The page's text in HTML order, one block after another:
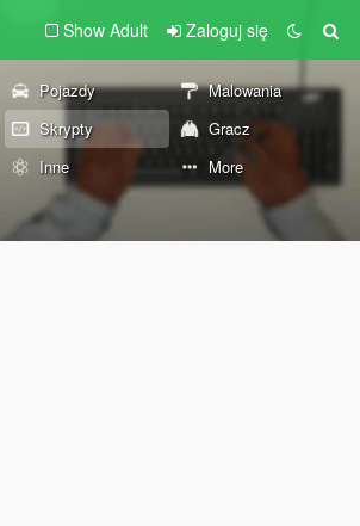
Show Adult Zaloguj się
Pojazdy
Malowania
Skrypty
Gracz
Inne More